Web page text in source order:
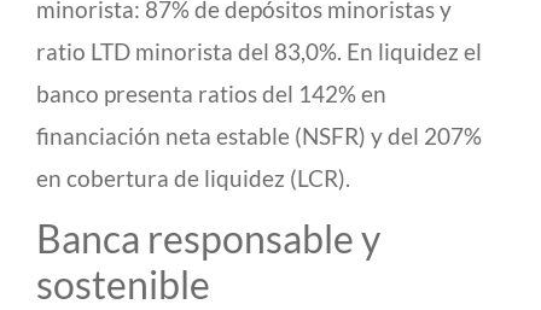
minorista: 87% de depósitos minoristas y
ratio LTD minorista del 83,0%. En liquidez el
banco presenta ratios del 142% en
financiación neta estable (NSFR) y del 207%
en cobertura de liquidez (LCR).
Banca responsable y
sostenible